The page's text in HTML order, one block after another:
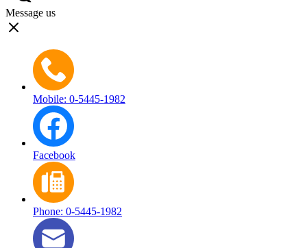
Message us
Mobile: 0-5445-1982
Facebook
Phone: 0-5445-1982